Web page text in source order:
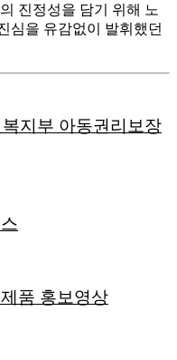
진정성을 담기 위해 노
심을 유감없이 발휘했던
지부 아동권리보장
품 홍보영상